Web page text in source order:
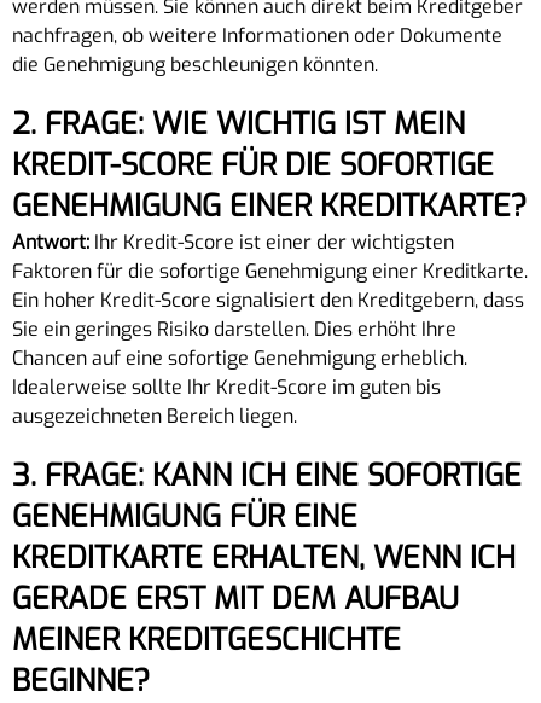
werden müssen. Sie können auch direkt beim Kreditgeber
nachfragen, ob weitere Informationen oder Dokumente
die Genehmigung beschleunigen könnten.
2. FRAGE: WIE WICHTIG IST MEIN
KREDIT-SCORE FÜR DIE SOFORTIGE
GENEHMIGUNG EINER KREDITKARTE?
Antwort: Ihr Kredit-Score ist einer der wichtigsten
Faktoren für die sofortige Genehmigung einer Kreditkarte.
Ein hoher Kredit-Score signalisiert den Kreditgebern, dass
Sie ein geringes Risiko darstellen. Dies erhöht Ihre
Chancen auf eine sofortige Genehmigung erheblich.
Idealerweise sollte Ihr Kredit-Score im guten bis
ausgezeichneten Bereich liegen.
3. FRAGE: KANN ICH EINE SOFORTIGE
GENEHMIGUNG FÜR EINE
KREDITKARTE ERHALTEN, WENN ICH
GERADE ERST MIT DEM AUFBAU
MEINER KREDITGESCHICHTE
BEGINNE?